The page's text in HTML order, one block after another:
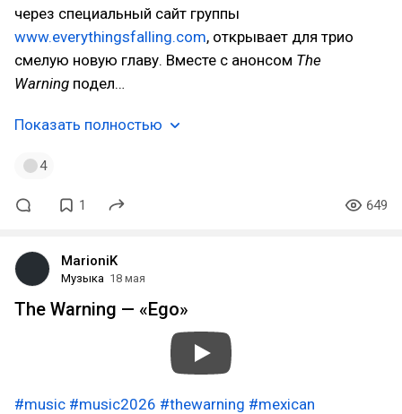
через специальный сайт группы
www.everythingsfalling.com, открывает для трио
смелую новую главу. Вместе с анонсом The
Warning подел…
Показать полностью
4
1 649
MarioniK
Музыка 18 мая
The Warning — «Ego»
#music #music2026 #thewarning #mexican